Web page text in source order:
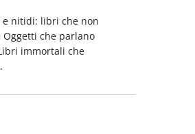
leggere.
nitidi: libri che non
Oggetti che parlano
immortali che